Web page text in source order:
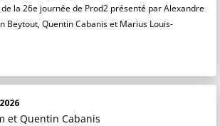
la 26e journée de Prod2 présenté par Alexandre
Beytout, Quentin Cabanis et Marius Louis-
et Quentin Cabanis